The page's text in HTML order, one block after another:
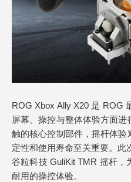
ROG Xbox Ally X20 是 ROG
屏幕、操控与整体体验方面
触的核心控制部件，摇杆体
定性和使用寿命至关重要。此
谷粒科技 GuliKit TMR 摇杆，
耐用的操控体验。